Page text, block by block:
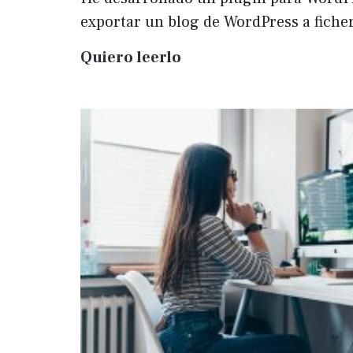
exportar un blog de WordPress a
Quiero leerlo
exportar
WP
a
Markdown